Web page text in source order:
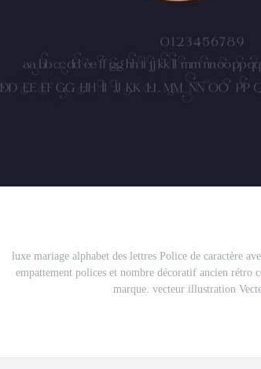
luxe mariage alphabet des lettres Police de caractère
empattement polices et nombre décoratif ancien rétro
marque. vecteur illustration